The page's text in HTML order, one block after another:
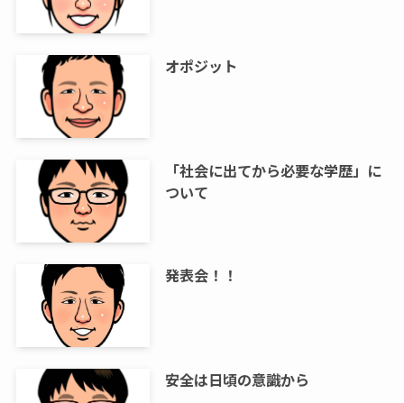
オポジット
「社会に出てから必要な学歴」に
ついて
発表会！！
安全は日頃の意識から